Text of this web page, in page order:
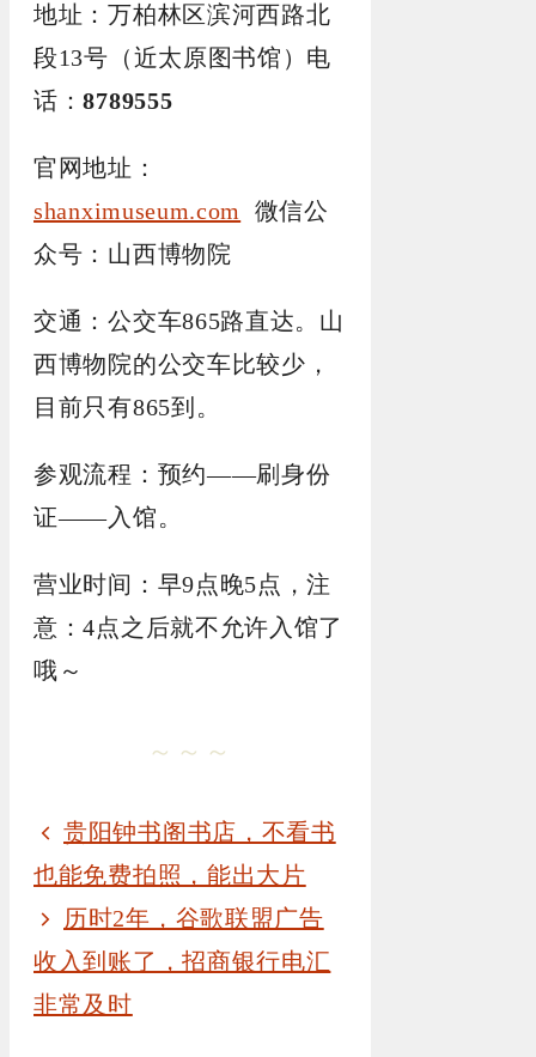
地址：万柏林区滨河西路北
段13号（近太原图书馆）电
话：8789555
官网地址：
shanximuseum.com
微信公
众号：山西博物院
交通：公交车865路直达。山
西博物院的公交车比较少，
目前只有865到。
参观流程：预约——刷身份
证——入馆。
营业时间：早9点晚5点，注
意：4点之后就不允许入馆了
哦～
～～～
贵阳钟书阁书店，不看书
也能免费拍照，能出大片
历时2年，谷歌联盟广告
收入到账了，招商银行电汇
非常及时